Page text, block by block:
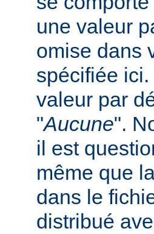
une valeur
omise dans
spécifiée
valeur par
"Aucune".
il est
même que
dans le
distribué